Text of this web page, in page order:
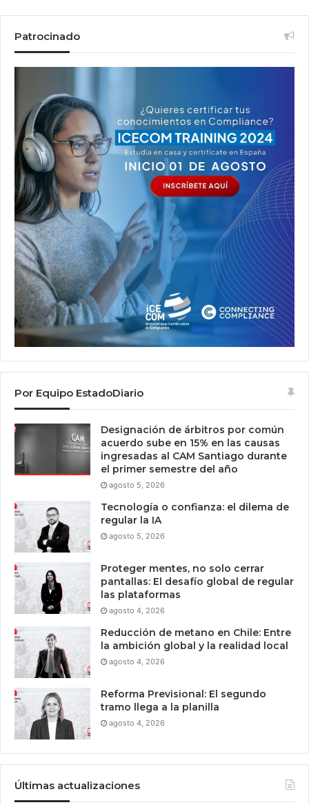
Patrocinado
Por Equipo EstadoDiario
Designación de árbitros por común
acuerdo sube en 15% en las causas
ingresadas al CAM Santiago durante
el primer semestre del año
agosto 5, 2026
Tecnología o confianza: el dilema de
regular la IA
agosto 5, 2026
Proteger mentes, no solo cerrar
pantallas: El desafío global de regular
las plataformas
agosto 4, 2026
Reducción de metano en Chile: Entre
la ambición global y la realidad local
agosto 4, 2026
Reforma Previsional: El segundo
tramo llega a la planilla
agosto 4, 2026
Últimas actualizaciones